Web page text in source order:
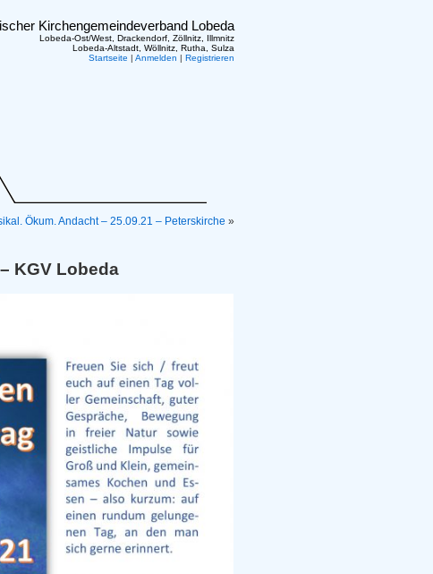
Kirchengemeindeverband Lobeda
Lobeda-Ost/West, Drackendorf, Zöllnitz, Illmnitz
Lobeda-Altstadt, Wöllnitz, Rutha, Sulza
Startseite | Anmelden | Registrieren
Ökum. Andacht – 25.09.21 – Peterskirche »
KGV Lobeda